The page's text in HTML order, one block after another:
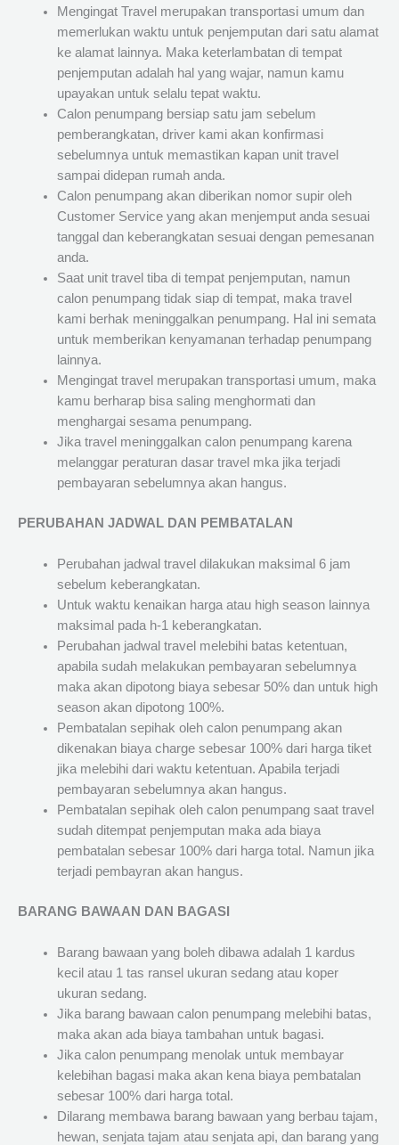
Mengingat Travel merupakan transportasi umum dan
memerlukan waktu untuk penjemputan dari satu alamat
ke alamat lainnya. Maka keterlambatan di tempat
penjemputan adalah hal yang wajar, namun kamu
upayakan untuk selalu tepat waktu.
Calon penumpang bersiap satu jam sebelum
pemberangkatan, driver kami akan konfirmasi
sebelumnya untuk memastikan kapan unit travel
sampai didepan rumah anda.
Calon penumpang akan diberikan nomor supir oleh
Customer Service yang akan menjemput anda sesuai
tanggal dan keberangkatan sesuai dengan pemesanan
anda.
Saat unit travel tiba di tempat penjemputan, namun
calon penumpang tidak siap di tempat, maka travel
kami berhak meninggalkan penumpang. Hal ini semata
untuk memberikan kenyamanan terhadap penumpang
lainnya.
Mengingat travel merupakan transportasi umum, maka
kamu berharap bisa saling menghormati dan
menghargai sesama penumpang.
Jika travel meninggalkan calon penumpang karena
melanggar peraturan dasar travel mka jika terjadi
pembayaran sebelumnya akan hangus.
PERUBAHAN JADWAL DAN PEMBATALAN
Perubahan jadwal travel dilakukan maksimal 6 jam
sebelum keberangkatan.
Untuk waktu kenaikan harga atau high season lainnya
maksimal pada h-1 keberangkatan.
Perubahan jadwal travel melebihi batas ketentuan,
apabila sudah melakukan pembayaran sebelumnya
maka akan dipotong biaya sebesar 50% dan untuk high
season akan dipotong 100%.
Pembatalan sepihak oleh calon penumpang akan
dikenakan biaya charge sebesar 100% dari harga tiket
jika melebihi dari waktu ketentuan. Apabila terjadi
pembayaran sebelumnya akan hangus.
Pembatalan sepihak oleh calon penumpang saat travel
sudah ditempat penjemputan maka ada biaya
pembatalan sebesar 100% dari harga total. Namun jika
terjadi pembayran akan hangus.
BARANG BAWAAN DAN BAGASI
Barang bawaan yang boleh dibawa adalah 1 kardus
kecil atau 1 tas ransel ukuran sedang atau koper
ukuran sedang.
Jika barang bawaan calon penumpang melebihi batas,
maka akan ada biaya tambahan untuk bagasi.
Jika calon penumpang menolak untuk membayar
kelebihan bagasi maka akan kena biaya pembatalan
sebesar 100% dari harga total.
Dilarang membawa barang bawaan yang berbau tajam,
hewan, senjata tajam atau senjata api, dan barang yang